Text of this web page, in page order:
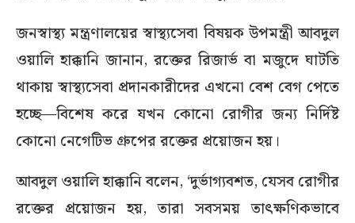
জনস্বাস্থ্য মন্ত্রণালয়ের স্বাস্থ্যসেবা বিষয়ক উপমন্ত্রী আবদুল
ওয়ালি হাক্কানি জানান, রক্তের রিজার্ভ বা মজুদে ঘাটতি
থাকায় স্বাস্থ্যসেবা প্রদানকারীদের এখনো বেশ বেগ পেতে
হচ্ছে—বিশেষ করে যখন কোনো রোগীর জন্য নির্দিষ্ট
কোনো নেগেটিভ গ্রুপের রক্তের প্রয়োজন হয়।
আবদুল ওয়ালি হাক্কানি বলেন, ‘দুর্ভাগ্যবশত, যেসব রোগীর
রক্তের প্রয়োজন হয়, তারা সবসময় তাৎক্ষণিকভাবে